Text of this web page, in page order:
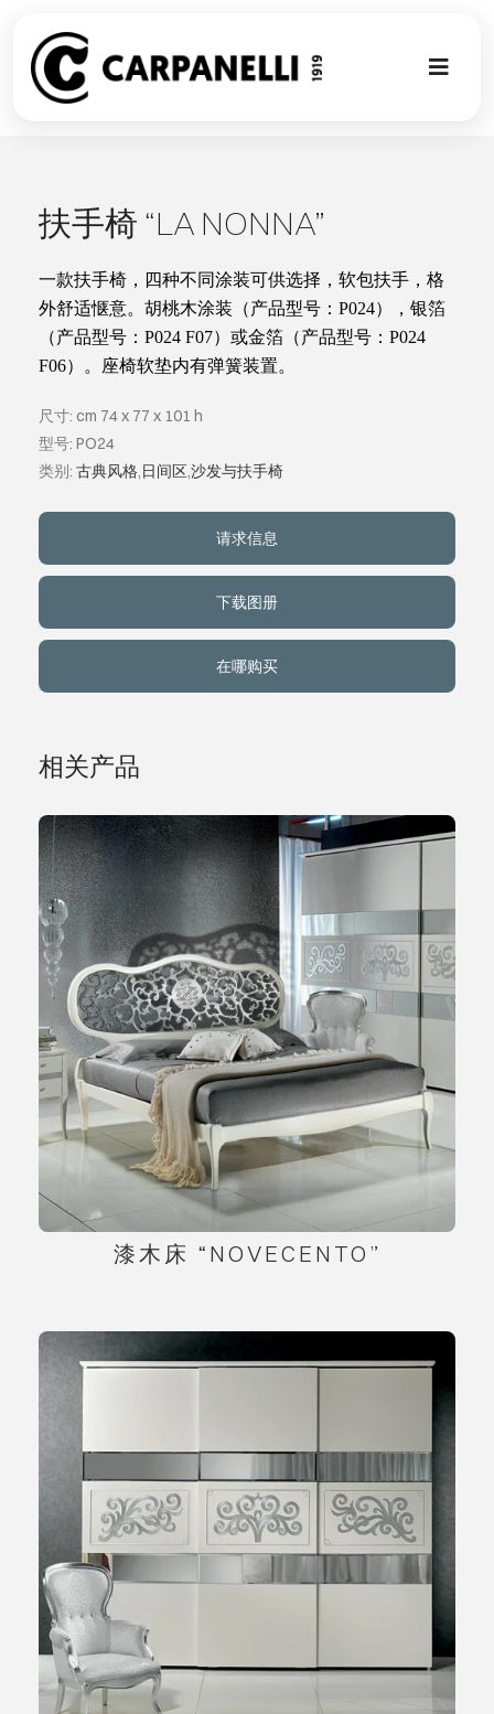
content
Toggle
现代风格
古典风格
关于我们
联系方式
扶手椅 “LA NONNA”
一款扶手椅，四种不同涂装可供选择，软包扶手，格
外舒适惬意。胡桃木涂装（产品型号： P024），银箔
（产品型号： P024 F07）或金箔（产品型号： P024
F06）。座椅软垫内有弹簧装置。
尺寸: cm 74 x 77 x 101 h
型号: PO24
类别: 古典风格,日间区,沙发与扶手椅
请求信息
下载图册
在哪购买
相关产品
漆木床 “NOVECENTO”